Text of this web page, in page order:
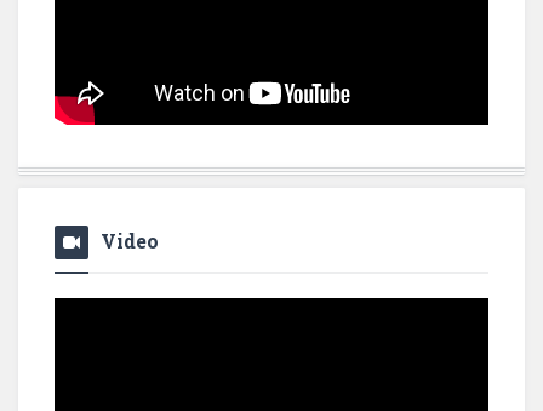
Video